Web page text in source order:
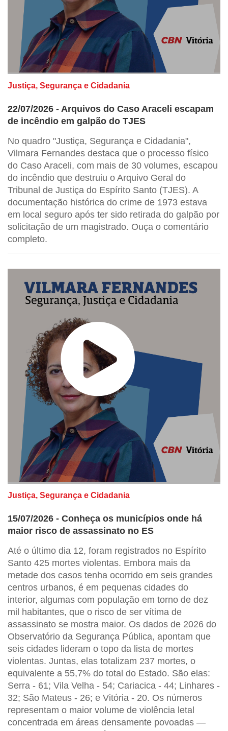
Justiça, Segurança e Cidadania
22/07/2026 - Arquivos do Caso Araceli escapam
de incêndio em galpão do TJES
No quadro "Justiça, Segurança e Cidadania",
Vilmara Fernandes destaca que o processo físico
do Caso Araceli, com mais de 30 volumes, escapou
do incêndio que destruiu o Arquivo Geral do
Tribunal de Justiça do Espírito Santo (TJES). A
documentação histórica do crime de 1973 estava
em local seguro após ter sido retirada do galpão por
solicitação de um magistrado. Ouça o comentário
completo.
Justiça, Segurança e Cidadania
15/07/2026 - Conheça os municípios onde há
maior risco de assassinato no ES
Até o último dia 12, foram registrados no Espírito
Santo 425 mortes violentas. Embora mais da
metade dos casos tenha ocorrido em seis grandes
centros urbanos, é em pequenas cidades do
interior, algumas com população em torno de dez
mil habitantes, que o risco de ser vítima de
assassinato se mostra maior. Os dados de 2026 do
Observatório da Segurança Pública, apontam que
seis cidades lideram o topo da lista de mortes
violentas. Juntas, elas totalizam 237 mortes, o
equivalente a 55,7% do total do Estado. São elas:
Serra - 61; Vila Velha - 54; Cariacica - 44; Linhares -
32; São Mateus - 26; e Vitória - 20. Os números
representam o maior volume de violência letal
concentrada em áreas densamente povoadas —